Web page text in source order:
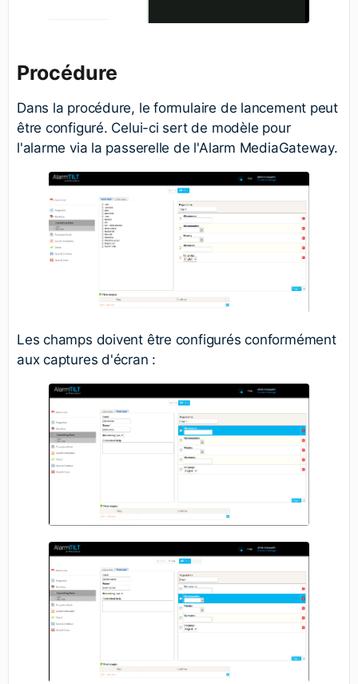
Procédure
Dans la procédure, le formulaire de lancement peut
être configuré. Celui-ci sert de modèle pour
l'alarme via la passerelle de l'Alarm MediaGateway.
Les champs doivent être configurés conformément
aux captures d'écran :